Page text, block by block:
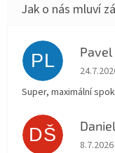
PL Pavel
Super, maximální
DŠ 8.7.2026